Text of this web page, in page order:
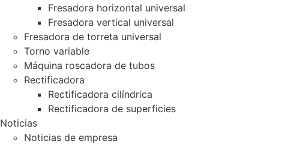
Fresadora horizontal universal
Fresadora vertical universal
Fresadora de torreta universal
Torno variable
Máquina roscadora de tubos
Rectificadora
Rectificadora cilíndrica
Rectificadora de superficies
Noticias
Noticias de empresa